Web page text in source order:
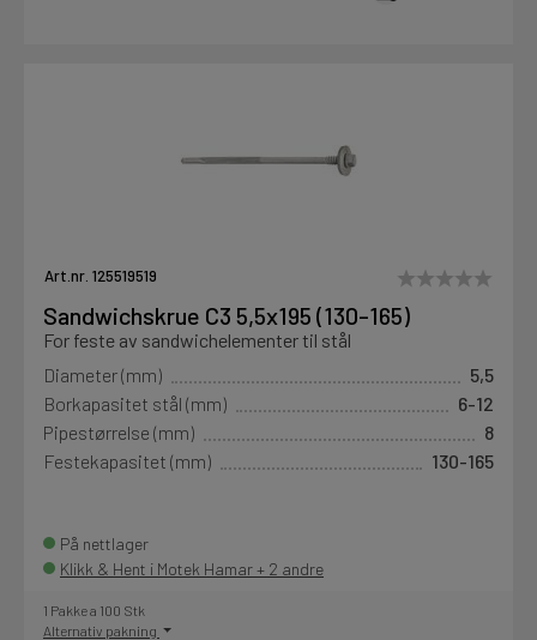
Art.nr. 125519519
Sandwichskrue C3 5,5x195 (130-165)
For feste av sandwichelementer til stål
Diameter (mm)
5,5
Borkapasitet stål (mm)
6-12
Pipestørrelse (mm)
8
Festekapasitet (mm)
130-165
På nettlager
Klikk & Hent i Motek Hamar + 2 andre
1 Pakke a 100 Stk
Alternativ pakning